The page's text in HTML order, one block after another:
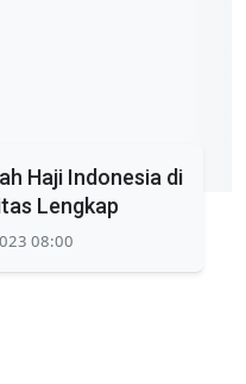
Haji Indonesia di
Lengkap
08:00